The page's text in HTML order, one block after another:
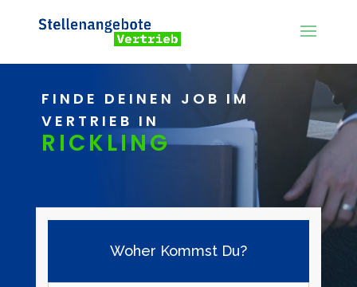
FINDE DEINEN JOB IM
VERTRIEB IN
RICKLING
Woher Kommst Du?